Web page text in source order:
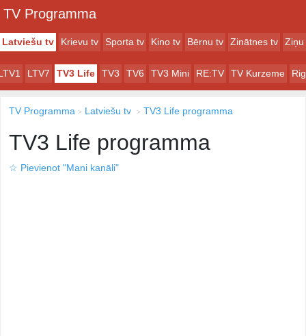
TV Programma
Latviešu tv Krievu tv Sporta tv Kino tv Bērnu tv Zinātnes tv Ziņu
LTV7 TV3 Life TV3 TV6 TV3 Mini RE:TV TV Kurzeme
TV Programma Latviešu tv TV3 Life programma
TV3 Life programma
☆ Pievienot "Mani kanāli"